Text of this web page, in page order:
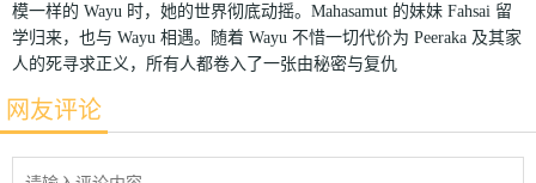
模一样的 Wayu 时，她的世界彻底动摇。Mahasamut 的妹妹 Fahsai 留
学归来，也与 Wayu 相遇。随着 Wayu 不惜一切代价为 Peeraka 及其家
人的死寻求正义，所有人都卷入了一张由秘密与复仇
网友评论